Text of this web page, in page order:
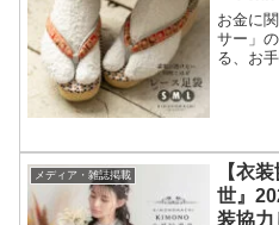
お金に
サー」
る、お
メディア・雑誌掲載
【衣
世』
装協力